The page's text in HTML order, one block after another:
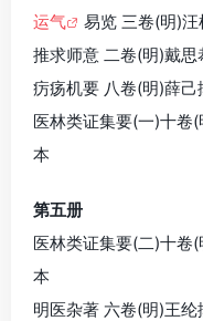
运气
易览 三卷(明)
推求师意 二卷(明)戴
疠疡机要 八卷(明)薛己
医林类证集要(一)十卷
本
第五册
医林类证集要(二)十卷
本
明医杂著 六卷(明)王